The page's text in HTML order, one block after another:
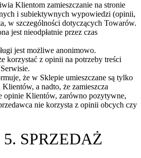
Klientom zamieszczanie na stronie
i subiektywnych wypowiedzi (opinii,
w szczególności dotyczących Towarów.
jest nieodpłatnie przez czas
jest możliwe anonimowo.
korzystać z opinii na potrzeby treści
że w Sklepie umieszczane są tylko
a nadto, że zamieszcza
opinie Klientów, zarówno pozytywne,
nie korzysta z opinii obcych czy
SPRZEDAŻ